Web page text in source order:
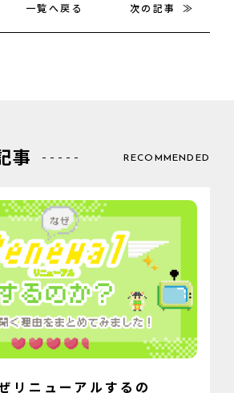
一覧へ戻る 次の記事
事 RECOMMENDED
ぜリニューアルするの